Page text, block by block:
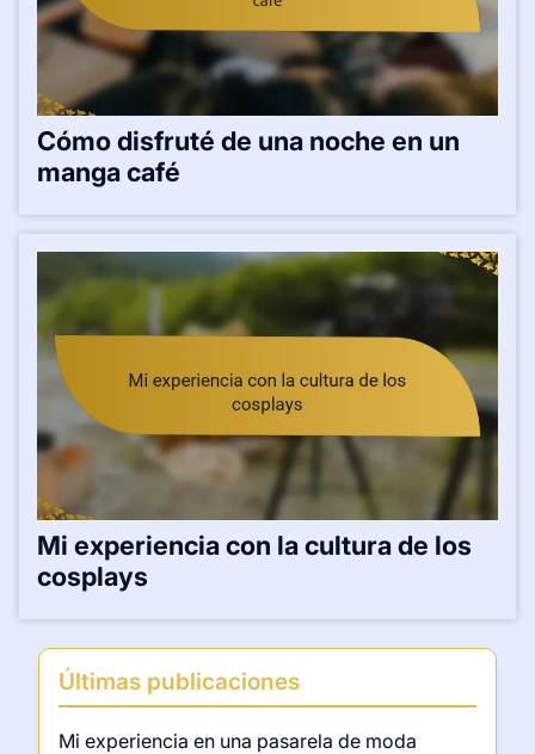
Cómo disfruté de una noche en un
manga café
Mi experiencia con la cultura de los
cosplays
Últimas publicaciones
Mi experiencia en una pasarela de moda